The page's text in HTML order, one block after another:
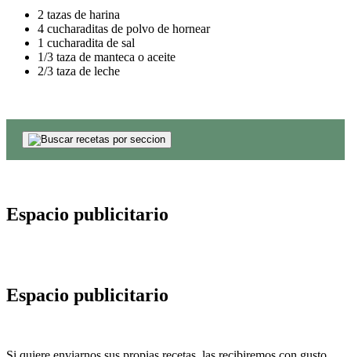
2 tazas de harina
4 cucharaditas de polvo de hornear
1 cucharadita de sal
1/3 taza de manteca o aceite
2/3 taza de leche
Espacio publicitario
Espacio publicitario